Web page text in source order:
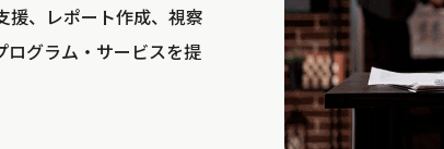
援、レポート作成、視察
ログラム・サービスを提